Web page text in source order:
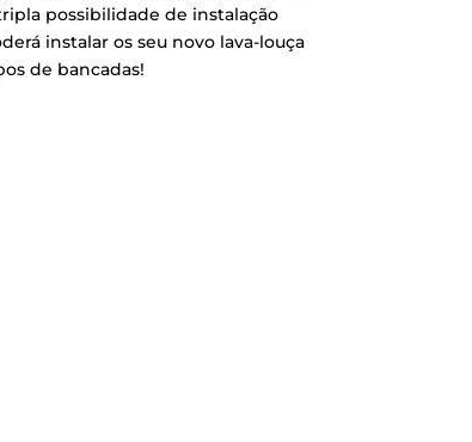
possibilidade de instalação
instalar os seu novo lava-louça
de bancadas!